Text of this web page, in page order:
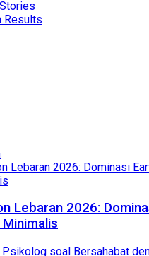
Results
Lebaran 2026:
Minimalis